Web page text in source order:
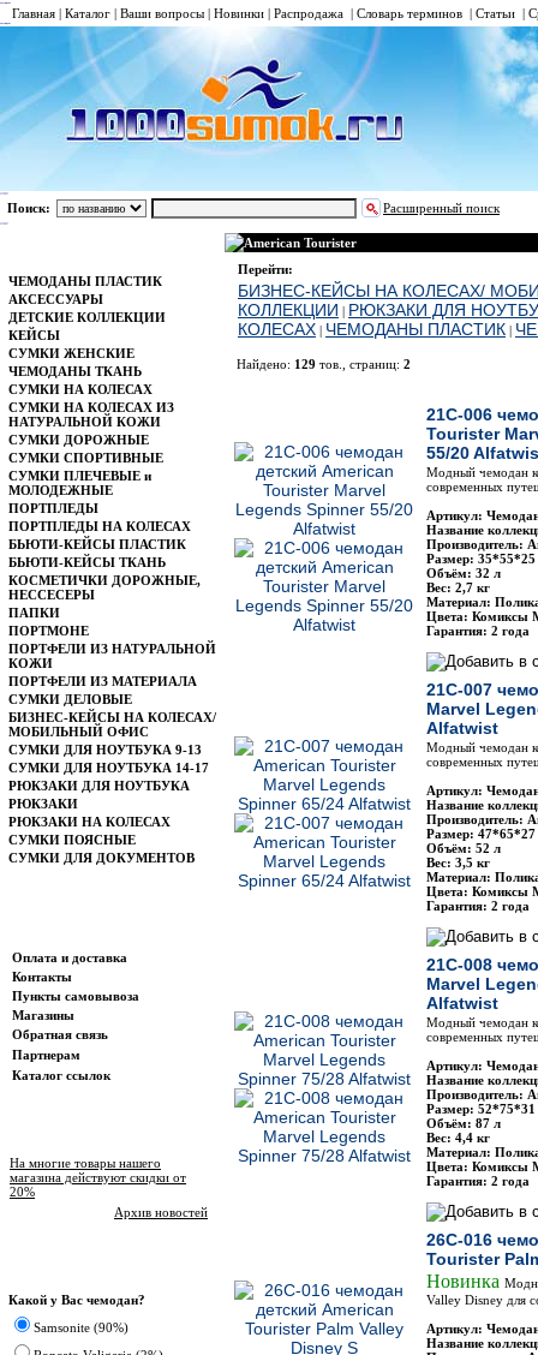
Главная | Каталог | Ваши вопросы | Новинки | Распродажа | Словарь терминов | Статьи |
Поиск: Расширенный поиск
ЧЕМОДАНЫ ПЛАСТИК
АКСЕССУАРЫ
ДЕТСКИЕ КОЛЛЕКЦИИ
КЕЙСЫ
СУМКИ ЖЕНСКИЕ
ЧЕМОДАНЫ ТКАНЬ
СУМКИ НА КОЛЕСАХ
СУМКИ НА КОЛЕСАХ ИЗ
НАТУРАЛЬНОЙ КОЖИ
СУМКИ ДОРОЖНЫЕ
СУМКИ СПОРТИВНЫЕ
СУМКИ ПЛЕЧЕВЫЕ и
МОЛОДЕЖНЫЕ
ПОРТПЛЕДЫ
ПОРТПЛЕДЫ НА КОЛЕСАХ
БЬЮТИ-КЕЙСЫ ПЛАСТИК
БЬЮТИ-КЕЙСЫ ТКАНЬ
КОСМЕТИЧКИ ДОРОЖНЫЕ,
НЕССЕСЕРЫ
ПАПКИ
ПОРТМОНЕ
ПОРТФЕЛИ ИЗ НАТУРАЛЬНОЙ
КОЖИ
ПОРТФЕЛИ ИЗ МАТЕРИАЛА
СУМКИ ДЕЛОВЫЕ
БИЗНЕС-КЕЙСЫ НА КОЛЕСАХ/
МОБИЛЬНЫЙ ОФИС
СУМКИ ДЛЯ НОУТБУКА 9-13
СУМКИ ДЛЯ НОУТБУКА 14-17
РЮКЗАКИ ДЛЯ НОУТБУКА
РЮКЗАКИ
РЮКЗАКИ НА КОЛЕСАХ
СУМКИ ПОЯСНЫЕ
СУМКИ ДЛЯ ДОКУМЕНТОВ
Оплата и доставка
Контакты
Пункты самовывоза
Магазины
Обратная связь
Партнерам
Каталог ссылок
На многие товары нашего
магазина действуют скидки от
20%
Архив новостей
Какой у Вас чемодан?
Samsonite (90%)
American Tourister
Перейти:
БИЗНЕС-КЕЙСЫ НА КОЛЕСАХ/
КОЛЛЕКЦИИ | РЮКЗАКИ ДЛЯ
КОЛЕСАХ | ЧЕМОДАНЫ ПЛАСТИК |
Найдено: 129 тов., страниц: 2
21C-006
Tourister
55/20
Модный чемодан
современных
Артикул:
Название
Производитель:
Размер: 35*55*25
Объём: 32 л
Вес: 2,7 кг
Материал:
Цвета: Комиксы
Гарантия: 2 года
21C-007
Marvel
Alfatwist
Модный чемодан
современных
Артикул:
Название
Производитель:
Размер: 47*65*27
Объём: 52 л
Вес: 3,5 кг
Материал:
Цвета: Комиксы
Гарантия: 2 года
21C-008
Marvel
Alfatwist
Модный чемодан
современных
Артикул:
Название
Производитель:
Размер: 52*75*31
Объём: 87 л
Вес: 4,4 кг
Материал:
Цвета: Комиксы
Гарантия: 2 года
26C-016
Tourister
Новинка
Valley Disney для
Артикул:
Название